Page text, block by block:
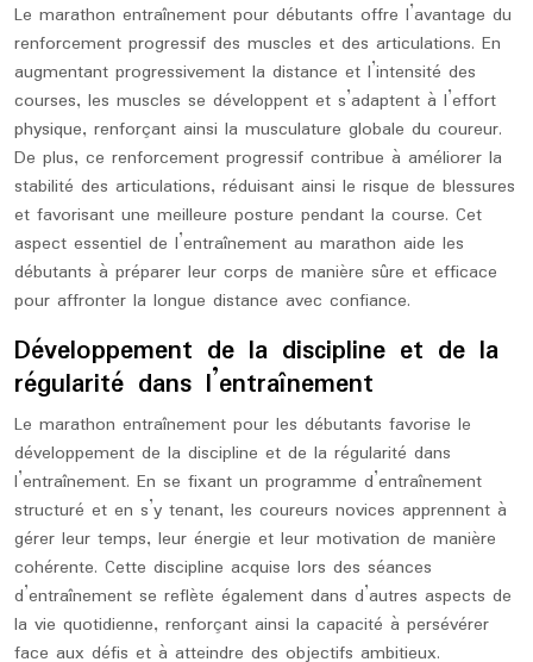
Le marathon entraînement pour débutants offre l’avantage du
renforcement progressif des muscles et des articulations. En
augmentant progressivement la distance et l’intensité des
courses, les muscles se développent et s’adaptent à l’effort
physique, renforçant ainsi la musculature globale du coureur.
De plus, ce renforcement progressif contribue à améliorer la
stabilité des articulations, réduisant ainsi le risque de blessures
et favorisant une meilleure posture pendant la course. Cet
aspect essentiel de l’entraînement au marathon aide les
débutants à préparer leur corps de manière sûre et efficace
pour affronter la longue distance avec confiance.
Développement de la discipline et de la
régularité dans l’entraînement
Le marathon entraînement pour les débutants favorise le
développement de la discipline et de la régularité dans
l’entraînement. En se fixant un programme d’entraînement
structuré et en s’y tenant, les coureurs novices apprennent à
gérer leur temps, leur énergie et leur motivation de manière
cohérente. Cette discipline acquise lors des séances
d’entraînement se reflète également dans d’autres aspects de
la vie quotidienne, renforçant ainsi la capacité à persévérer
face aux défis et à atteindre des objectifs ambitieux.